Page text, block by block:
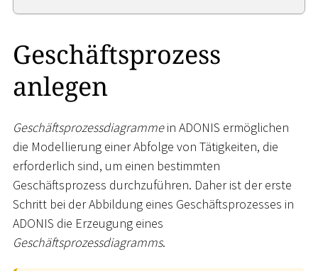
Geschäftsprozess
anlegen
Geschäftsprozessdiagrammein ADONIS ermöglichen
die Modellierung einer Abfolge von Tätigkeiten, die
erforderlich sind, um einen bestimmten
Geschäftsprozess durchzuführen. Daher ist der erste
Schritt bei der Abbildung eines Geschäftsprozesses in
ADONIS die Erzeugung eines
Geschäftsprozessdiagramms.